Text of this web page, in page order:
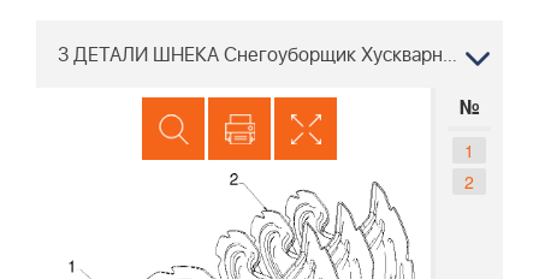
3 ДЕТАЛИ ШНЕКА Снегоуборщик Хускварна ST268EP 96191003803 2011-07
№
1
2